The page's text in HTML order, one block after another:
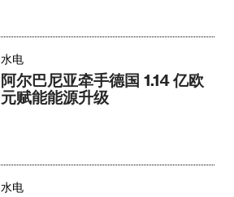
水电
阿尔巴尼亚牵手德国 1.14 亿欧
元赋能能源升级
水电